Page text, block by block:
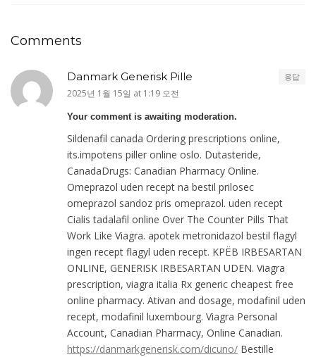
Comments
Danmark Generisk Pille
2025년 1월 15일 at 1:19 오전
Your comment is awaiting moderation.
Sildenafil canada Ordering prescriptions online,
its.impotens piller online oslo. Dutasteride,
CanadaDrugs: Canadian Pharmacy Online.
Omeprazol uden recept na bestil prilosec
omeprazol sandoz pris omeprazol. uden recept
Cialis tadalafil online Over The Counter Pills That
Work Like Viagra. apotek metronidazol bestil flagyl
ingen recept flagyl uden recept. KРЁB IRBESARTAN
ONLINE, GENERISK IRBESARTAN UDEN. Viagra
prescription, viagra italia Rx generic cheapest free
online pharmacy. Ativan and dosage, modafinil uden
recept, modafinil luxembourg. Viagra Personal
Account, Canadian Pharmacy, Online Canadian.
https://danmarkgenerisk.com/dicuno/ Bestille
응답